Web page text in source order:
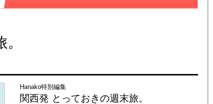
Hanako特別編集
関西発 とっておきの週末旅。